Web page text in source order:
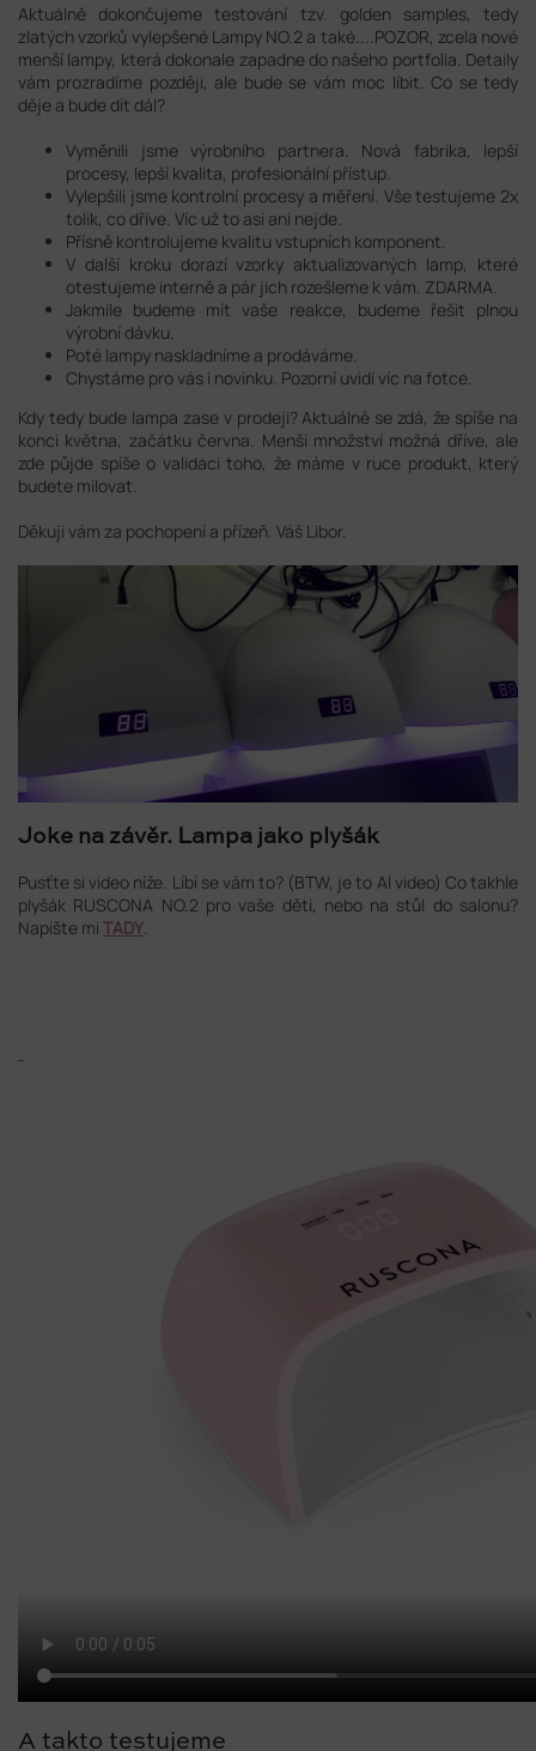
Aktuálně dokončujeme testování tzv. golden samples, tedy
zlatých vzorků vylepšené Lampy NO.2 a také....POZOR, zcela nové
menší lampy, která dokonale zapadne do našeho portfolia. Detaily
vám prozradíme později, ale bude se vám moc líbit. Co se tedy
děje a bude dít dál?
Vyměnili jsme výrobního partnera. Nová fabrika, lepší
procesy, lepší kvalita, profesionální přístup.
Vylepšili jsme kontrolní procesy a měření. Vše testujeme 2x
tolik, co dříve. Víc už to asi ani nejde.
Přísně kontrolujeme kvalitu vstupních komponent.
V další kroku dorazí vzorky aktualizovaných lamp, které
otestujeme interně a pár jich rozešleme k vám. ZDARMA.
Jakmile budeme mít vaše reakce, budeme řešit plnou
výrobní dávku.
Poté lampy naskladníme a prodáváme.
Chystáme pro vás i novinku. Pozorní uvidí víc na fotce.
Kdy tedy bude lampa zase v prodeji? Aktuálně se zdá, že spíše na
konci května, začátku června. Menší množství možná dříve, ale
zde půjde spíše o validaci toho, že máme v ruce produkt, který
budete milovat.
Děkuji vám za pochopení a přízeň. Váš Libor.
Joke na závěr. Lampa jako plyšák
Pusťte si video níže. Líbí se vám to? (BTW, je to AI video) Co takhle
plyšák RUSCONA NO.2 pro vaše děti, nebo na stůl do salonu?
Napište mi TADY.
A takto testujeme